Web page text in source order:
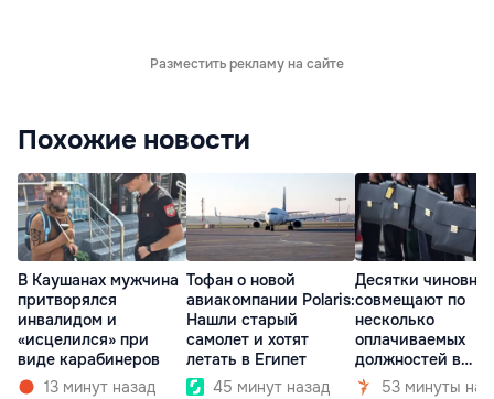
Разместить рекламу на сайте
Похожие новости
В Каушанах мужчина
притворялся
инвалидом и
«исцелился» при
виде карабинеров
13 минут назад
Тофан о новой
авиакомпании Polaris:
Нашли старый
самолет и хотят
летать в Египет
45 минут назад
Десятки
совмещают по
несколько
оплачиваемых
должностей в
госкомпаниях
53 минуты